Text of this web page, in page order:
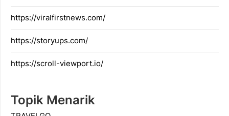
https://viralfirstnews.com/
https://storyups.com/
https://scroll-viewport.io/
Topik Menarik